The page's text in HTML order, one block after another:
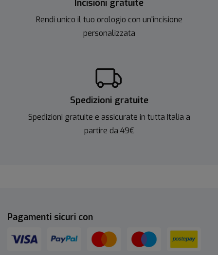
Incisioni gratuite
Rendi unico il tuo orologio con un'incisione
personalizzata
Spedizioni gratuite
Spedizioni gratuite e assicurate in tutta Italia a
partire da 49€
Pagamenti sicuri con